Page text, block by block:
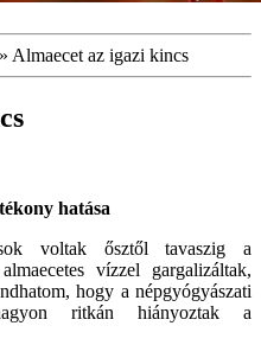
» Almaecet az igazi kincs
hatása
voltak ősztől tavaszig a
vízzel gargalizáltak,
hogy a népgyógyászati
ritkán hiányoztak a